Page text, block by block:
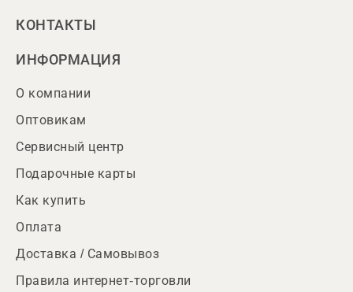
КОНТАКТЫ
ИНФОРМАЦИЯ
О компании
Оптовикам
Сервисный центр
Подарочные карты
Как купить
Оплата
Доставка / Самовывоз
Правила интернет-торговли